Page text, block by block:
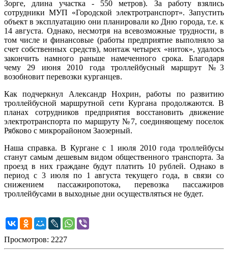
Зорге, длина участка - 550 метров). За работу взялись
сотрудники МУП «Городской электротранспорт». Запустить
объект в эксплуатацию они планировали ко Дню города, т.е. к
14 августа. Однако, несмотря на всевозможные трудности, в
том числе и финансовые (работы предприятие выполняло за
счет собственных средств), монтаж четырех «ниток», удалось
закончить намного раньше намеченного срока. Благодаря
чему 29 июня 2010 года троллейбусный маршрут №3
возобновит перевозки курганцев.
Как подчеркнул Александр Нохрин, работы по развитию
троллейбусной маршрутной сети Кургана продолжаются. В
планах сотрудников предприятия восстановить движение
электротранспорта по маршруту №7, соединяющему поселок
Рябково с микрорайоном Заозерный.
Наша справка. В Кургане с 1 июля 2010 года троллейбусы
станут самым дешевым видом общественного транспорта. За
проезд в них граждане будут платить 10 рублей. Однако в
период с 3 июля по 1 августа текущего года, в связи со
снижением пассажиропотока, перевозка пассажиров
троллейбусами в выходные дни осуществляться не будет.
Просмотров: 2227